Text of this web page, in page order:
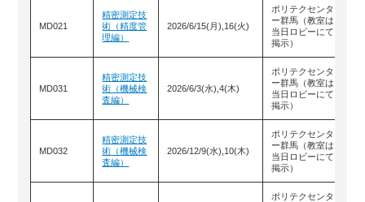
MD021
精密測定技
術（精度管
理編）
2026/6/15(月),16(火)
ポリテクセンタ
ー群馬（教室は
当日ロビーにて
掲示）
MD031
精密測定技
術（機械検
査編）
2026/6/3(水),4(木)
ポリテクセンタ
ー群馬（教室は
当日ロビーにて
掲示）
MD032
精密測定技
術（機械検
査編）
2026/12/9(水),10(木)
ポリテクセンタ
ー群馬（教室は
当日ロビーにて
掲示）
ポリテクセンタ